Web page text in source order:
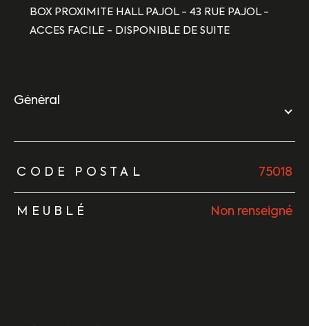
BOX PROXIMITE HALL PAJOL - 43 RUE PAJOL -
ACCES FACILE - DISPONIBLE DE SUITE
général
TRAD_ZEPHYR_Caracteristique TRAD_ZEPHYR_Valeurs
CODE POSTAL 75018
MEUBLÉ Non renseigné